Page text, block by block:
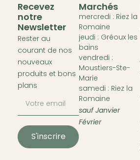
Recevez
notre
Newsletter
Rester au
courant de nos
nouveaux
produits et bons
plans
S'inscrire
Marchés
mercredi : Riez la
Romaine
jeudi : Gréoux les
bains
vendredi :
Moustiers-Ste-
Marie
samedi : Riez la
Romaine
sauf Janvier
Février